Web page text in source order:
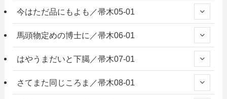
今はただ品にもよも／帚木05-01
馬頭物定めの博士に／帚木06-01
はやうまだいと下臈／帚木07-01
さてまた同じころま／帚木08-01